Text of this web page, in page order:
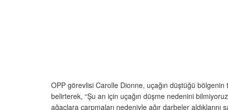
OPP görevlisi Carolle Dionne, uçağın düştüğü
belirterek, “Şu an için uçağın düşme nedenini
ağaçlara çarpmaları nedeniyle ağır darbeler aldıklarını